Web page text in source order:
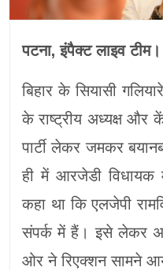
पटना, इंपैक्ट लाइव टीम।
बिहार के सियासी
के राष्ट्रीय अध्यक्ष और
पार्टी लेकर जमकर
ही में आरजेडी विधायक
कहा था कि एलजेपी
संपर्क में हैं। इसे लेकर अब
ओर ने रिएक्शन सामने